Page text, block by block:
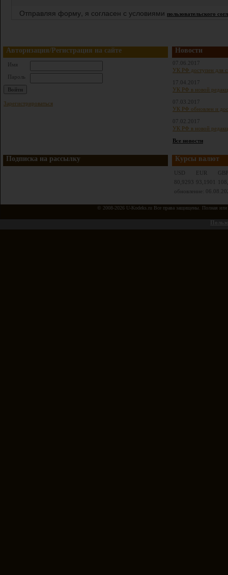
Отправляя форму, я согласен с условиями пользовательского
Авторизация/Регистрация на сайте
Имя
Пароль
Зарегистрироваться
Новости
07.06.2017
УК РФ доступен для
17.04.2017
УК РФ в новой
07.03.2017
УК РФ обновлен и
07.02.2017
УК РФ в новой
Все новости
Подписка на рассылку Курсы валют
USD EUR
GBP
80,9293
93,1901
обновление:
© 2008-2026 U-Kodeks.ru Все права защищены. Полная или